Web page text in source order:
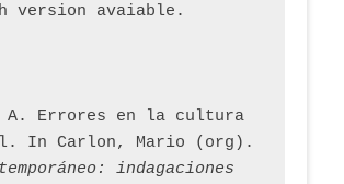
version avaiable.
A. Errores en la cultura
indagaciones